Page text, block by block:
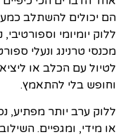
הם יכולים להשתלב
ללוק יומיומי
מכנסי טרנינג ונעלי
לטיול עם הכלב או
וחופש בלי להתאמץ.
ללוק ערב יותר מפתיע,
או מידי, ומגפיים.